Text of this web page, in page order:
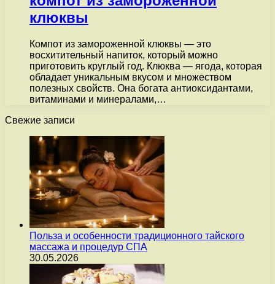
клюквы
Компот из замороженной клюквы — это
восхитительный напиток, который можно
приготовить круглый год. Клюква — ягода, которая
обладает уникальным вкусом и множеством
полезных свойств. Она богата антиоксидантами,
витаминами и минералами,…
Свежие записи
Польза и особенности традиционного тайского
массажа и процедур СПА
30.05.2026